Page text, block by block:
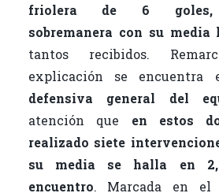
friolera de 6 goles,
sobremanera con su media
tantos recibidos.
explicación se encuentra
defensiva general del
atención que en estos
realizado siete
su media se halla en
encuentro. Marcada en el